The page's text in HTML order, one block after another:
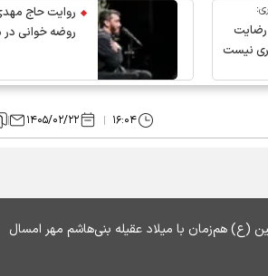
رضایت
نیست
روایت حاج
روضه خوانی
۱۶:۰۴ ۱۴۰۵/۰۲/۲۲
حرم امام حسین (ع) هم‌زمان با میلاد عقیله بنی‌هاشم مهر امسال